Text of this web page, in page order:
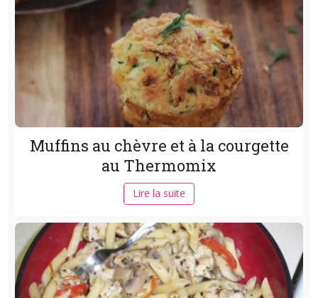
Muffins au chèvre et à la courgette
au Thermomix
Lire la suite